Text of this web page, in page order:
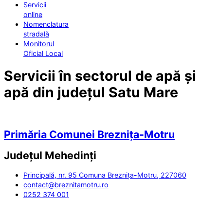
Servicii
online
Nomenclatura
stradală
Monitorul
Oficial Local
Servicii în sectorul de apă și
apă din județul Satu Mare
Primăria Comunei Breznița-Motru
Județul Mehedinți
Principală, nr. 95 Comuna Breznița-Motru, 227060
contact@breznitamotru.ro
0252 374 001